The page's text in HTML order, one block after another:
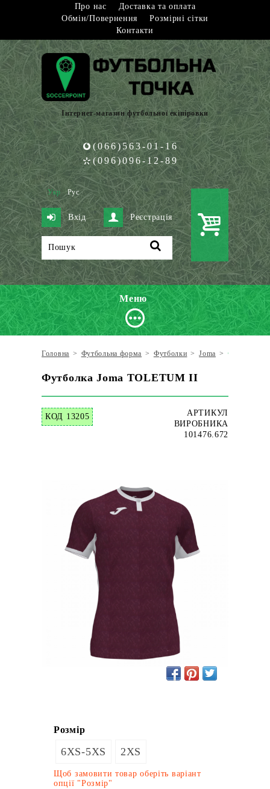
Про нас
Доставка та оплата
Обмін/Повернення
Розмірні сітки
Контакти
Інтернет-магазин футбольної екіпіровки
(066)563-01-16
(096)096-12-89
Укр Рус
Вхід Реєстрація
Меню
Головна > Футбольна форма > Футболки > Joma > Футболка
Футболка Joma TOLETUM II
КОД 13205
АРТИКУЛ
ВИРОБНИКА
101476.672
Розмір
6XS-5XS 2XS
Щоб замовити товар оберіть варіант
опції "Розмір"